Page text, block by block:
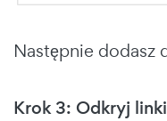
Następnie dodasz
Krok 3: Odkryj